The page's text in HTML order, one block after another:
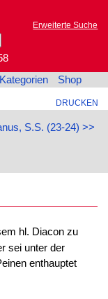
Erweiterte Suche
Kategorien Shop
DRUCKEN
S.S. (23-24) >>
hl. Diacon zu
sei unter der
enthauptet